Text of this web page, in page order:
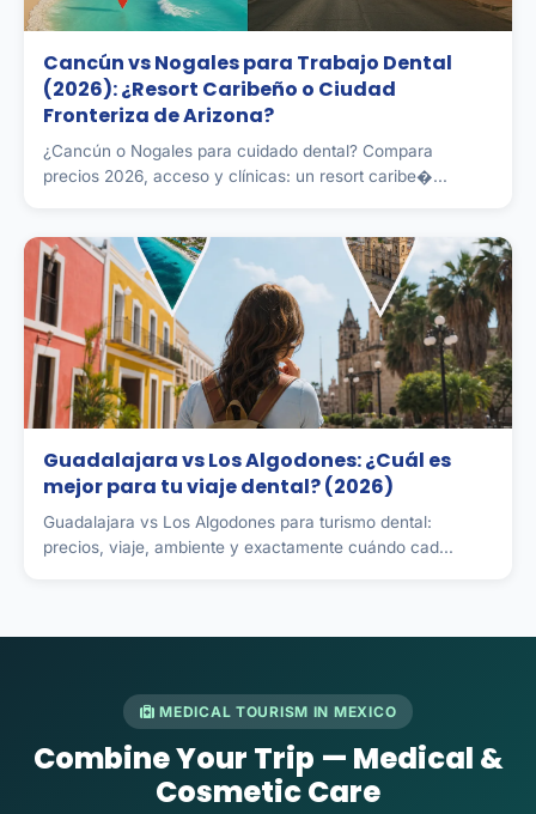
Cancún vs Nogales para Trabajo Dental
(2026): ¿Resort Caribeño o Ciudad
Fronteriza de Arizona?
¿Cancún o Nogales para cuidado dental? Compara
precios 2026, acceso y clínicas: un resort caribe�...
Guadalajara vs Los Algodones: ¿Cuál es
mejor para tu viaje dental? (2026)
Guadalajara vs Los Algodones para turismo dental:
precios, viaje, ambiente y exactamente cuándo cad...
MEDICAL TOURISM IN MEXICO
Combine Your Trip — Medical &
Cosmetic Care